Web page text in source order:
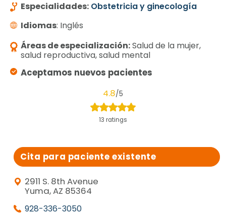
Especialidades: Obstetricia y ginecología
Idiomas: Inglés
Áreas de especialización:Salud de la mujer,
salud reproductiva, salud mental
Aceptamos nuevos pacientes
4.8/5
13 ratings
Cita para paciente existente
2911 S. 8th Avenue
Yuma, AZ 85364
928-336-3050